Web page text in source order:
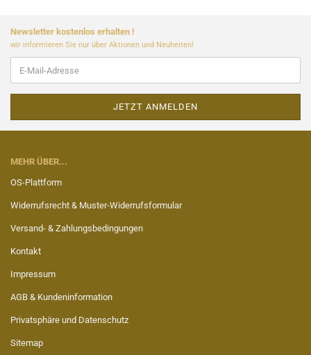
Newsletter kostenlos erhalten !
wir informieren Sie nur über Aktionen und Neuheiten!
MEHR ÜBER...
OS-Plattform
Widerrufsrecht & Muster-Widerrufsformular
Versand- & Zahlungsbedingungen
Kontakt
Impressum
AGB & Kundeninformation
Privatsphäre und Datenschutz
Sitemap